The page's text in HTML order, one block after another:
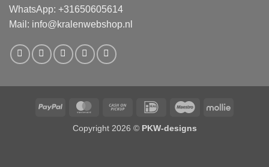
WhatsApp: +31650605614
Mail: info@kralenwebshop.nl
PayPal MasterCardCash
Pickup
IDeal Maestro Mollie
Copyright 2026 © PKW-designs